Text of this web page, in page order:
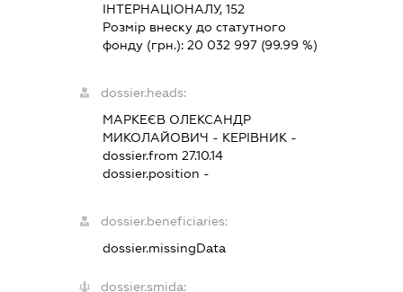
ІНТЕРНАЦІОНАЛУ, 152
Розмір внеску до статутного
фонду (грн.): 20 032 997(99.99 %)
dossier.heads:
МАРКЕЄВ ОЛЕКСАНДР
МИКОЛАЙОВИЧ - КЕРІВНИК -
dossier.from 27.10.14
dossier.position -
dossier.beneficiaries:
dossier.missingData
dossier.smida: